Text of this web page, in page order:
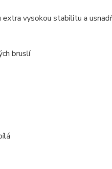
vysokou stabilitu a
bruslí